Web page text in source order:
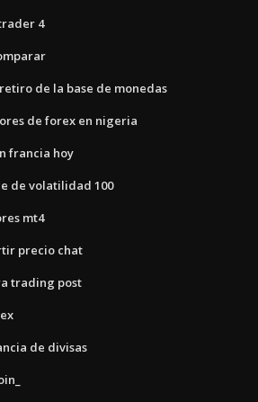
4
de la base de monedas
de forex en nigeria
francia hoy
de volatilidad 100
mt4
precio chat
trading post
de divisas